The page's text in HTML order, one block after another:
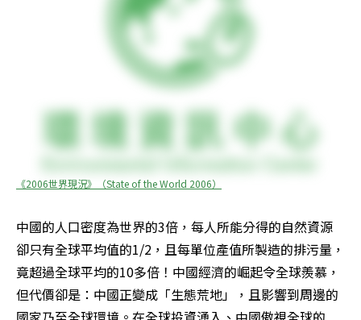
《2006世界現況》（State of the World 2006）
中國的人口密度為世界的3倍，每人所能分得的自然資源
卻只有全球平均值的1/2，且每單位產值所製造的排污量，
竟超過全球平均的10多倍！中國經濟的崛起令全球羨慕，
但代價卻是：中國正變成「生態荒地」，且影響到周邊的